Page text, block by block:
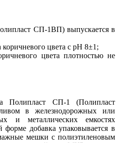
СП-1ВП) выпускается в
цвета с рН 8±1;
цвета плотностью не
Полипласт СП-1 (Полипласт
в железнодорожных или
и металлических емкостях
форме добавка упаковывается в
мешки с полиэтиленовым